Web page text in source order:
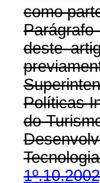
como
deste
Políticas
do